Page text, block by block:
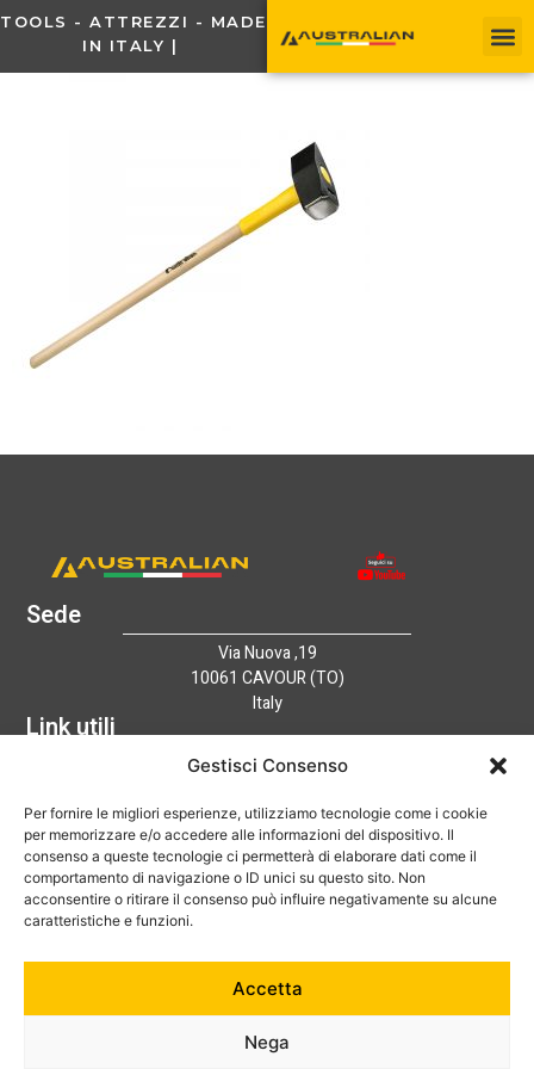
Gestisci Consenso
Per fornire le migliori esperienze, utilizziamo tecnologie come i cookie
per memorizzare e/o accedere alle informazioni del dispositivo. Il
consenso a queste tecnologie ci permetterà di elaborare dati come il
comportamento di navigazione o ID unici su questo sito. Non
acconsentire o ritirare il consenso può influire negativamente su alcune
caratteristiche e funzioni.
Accetta
Nega
TOOLS - ATTREZZI - MADE
IN ITALY |
Sede
Via Nuova ,19
10061 CAVOUR (TO)
Italy
Link utili
Home
Catalogo
Tecnologia
News
Contatti
Hai bisogno di aiuto?
+39 0121 600752
info@australian-srl.com